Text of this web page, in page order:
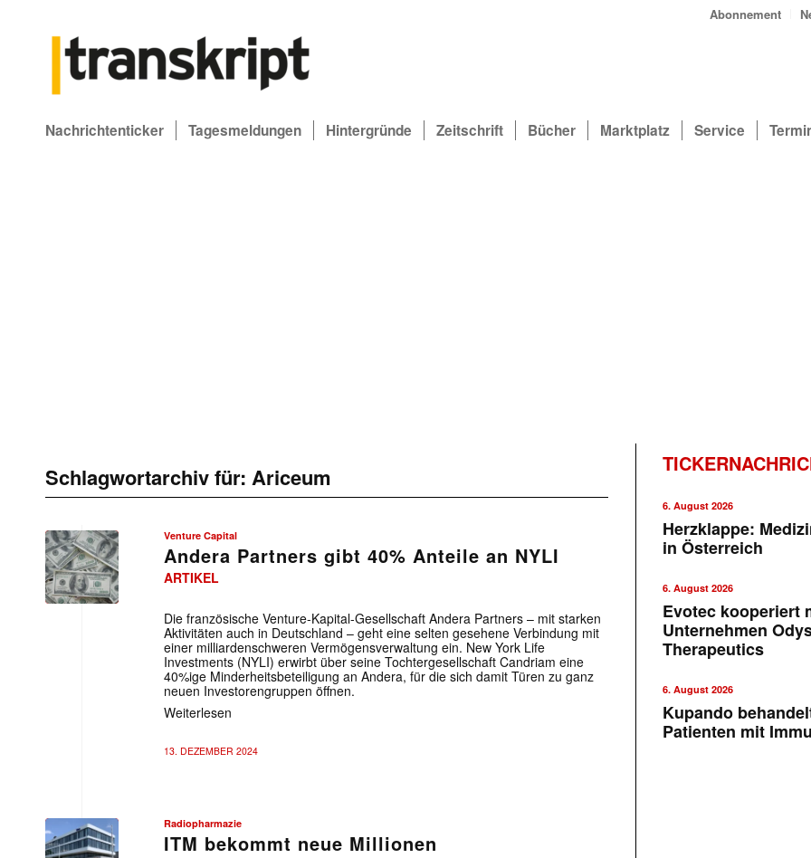
Abonnement
Nachrichtenticker Tagesmeldungen Hintergründe Zeitschrift Bücher Marktplatz Service
Schlagwortarchiv für: Ariceum
Venture Capital
Andera Partners gibt 40% Anteile an NYLI
ARTIKEL
Die französische Venture-Kapital-Gesellschaft Andera Partners – mit starken
Aktivitäten auch in Deutschland – geht eine selten gesehene Verbindung mit
einer milliardenschweren Vermögensverwaltung ein. New York Life
Investments (NYLI) erwirbt über seine Tochtergesellschaft Candriam eine
40%ige Minderheitsbeteiligung an Andera, für die sich damit Türen zu ganz
neuen Investorengruppen öffnen.
Weiterlesen
13. DEZEMBER 2024
Radiopharmazie
ITM bekommt neue Millionen
6. August 2026
Herzklappe:
in Österreich
6. August 2026
Evotec kooperiert
Unternehmen
Therapeutics
6. August 2026
Kupando
Patienten mit